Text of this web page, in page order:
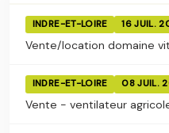
INDRE-ET-LOIRE 16 JUIL.
Vente/location domaine
INDRE-ET-LOIRE 08 JUIL.
Vente - ventilateur